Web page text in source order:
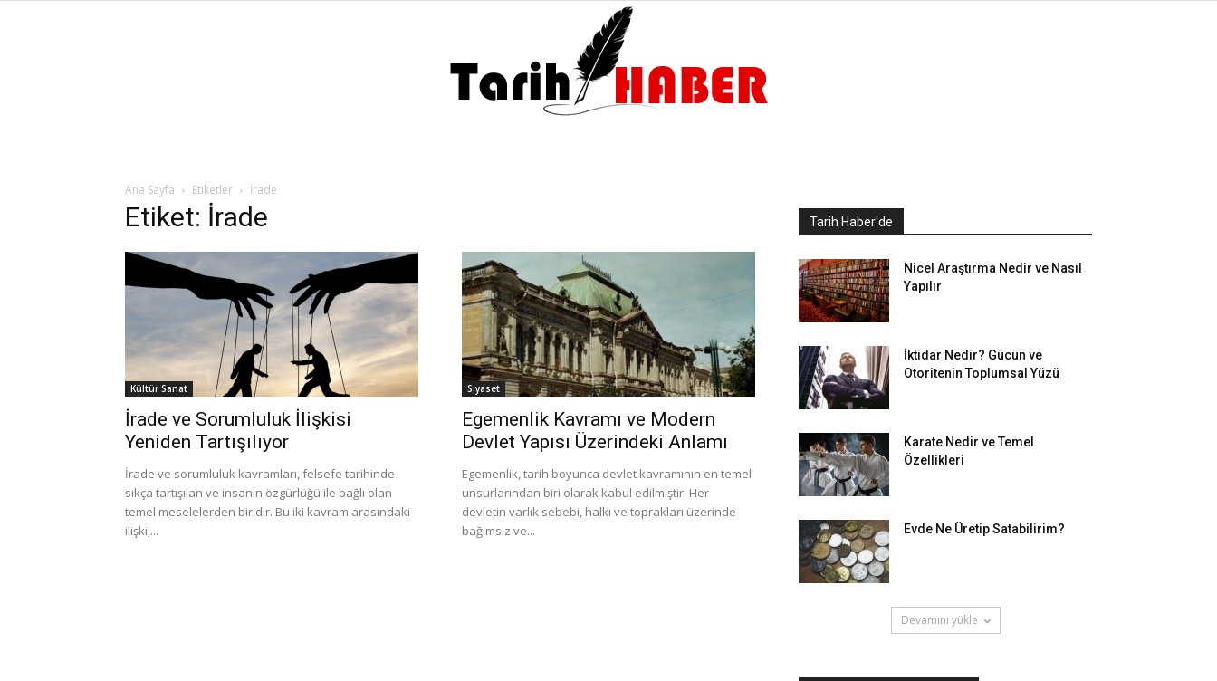
Haber
Ana Sayfa Etiketler İrade
Etiket: İrade
Kültür Sanat
İrade ve Sorumluluk İlişkisi
Yeniden Tartışılıyor
İrade ve sorumluluk kavramları, felsefe tarihinde
sıkça tartışılan ve insanın özgürlüğü ile bağlı olan
temel meselelerden biridir. Bu iki kavram arasındaki
ilişki,...
Siyaset
Egemenlik Kavramı ve Modern
Devlet Yapısı Üzerindeki Anlamı
Egemenlik, tarih boyunca devlet kavramının en temel
unsurlarından biri olarak kabul edilmiştir. Her
devletin varlık sebebi, halkı ve toprakları üzerinde
bağımsız ve...
Tarih Haber'de
Nicel Araştırma Nedir ve Nasıl
Yapılır
İktidar Nedir? Gücün ve
Otoritenin Toplumsal Yüzü
Karate Nedir ve Temel
Özellikleri
Evde Ne Üretip Satabilirim?
Devamını yükle